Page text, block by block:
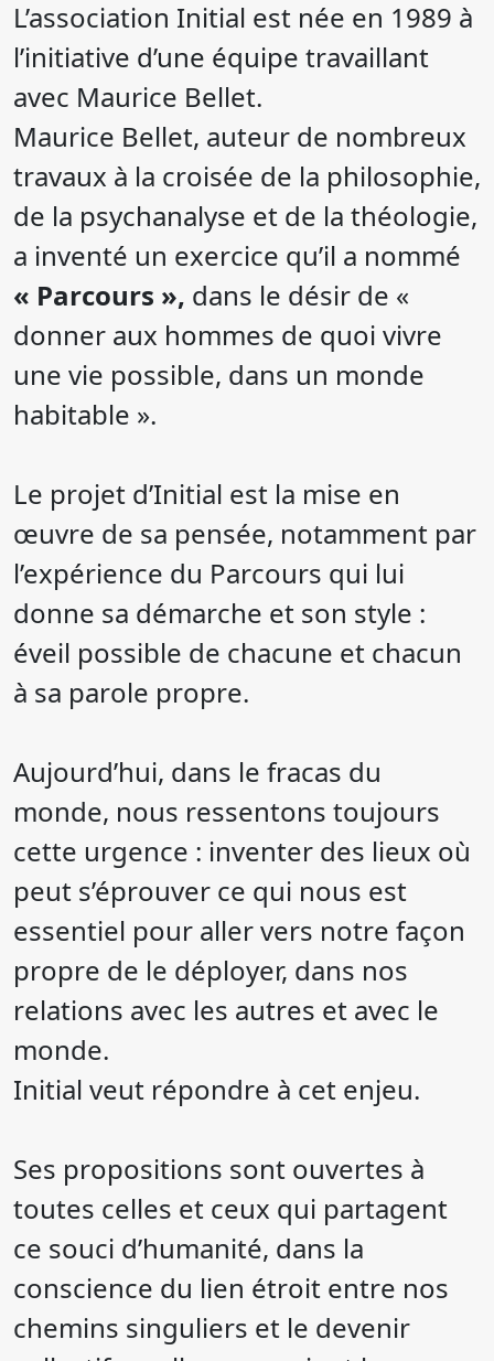
L’association Initial est née en 1989 à
l’initiative d’une équipe travaillant
avec Maurice Bellet.
Maurice Bellet, auteur de nombreux
travaux à la croisée de la philosophie,
de la psychanalyse et de la théologie,
a inventé un exercice qu’il a nommé
« Parcours », dans le désir de «
donner aux hommes de quoi vivre
une vie possible, dans un monde
habitable ».
Le projet d’Initial est la mise en
œuvre de sa pensée, notamment par
l’expérience du Parcours qui lui
donne sa démarche et son style :
éveil possible de chacune et chacun
à sa parole propre.
Aujourd’hui, dans le fracas du
monde, nous ressentons toujours
cette urgence : inventer des lieux où
peut s’éprouver ce qui nous est
essentiel pour aller vers notre façon
propre de le déployer, dans nos
relations avec les autres et avec le
monde.
Initial veut répondre à cet enjeu.
Ses propositions sont ouvertes à
toutes celles et ceux qui partagent
ce souci d’humanité, dans la
conscience du lien étroit entre nos
chemins singuliers et le devenir